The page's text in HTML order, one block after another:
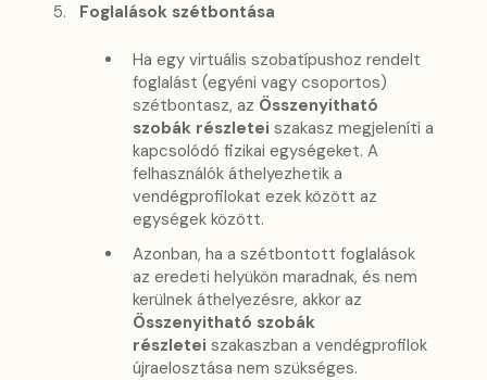
Foglalások szétbontása
Ha egy virtuális szobatípushoz rendelt
foglalást (egyéni vagy csoportos)
szétbontasz, az Összenyitható
szobák részletei szakasz megjeleníti a
kapcsolódó fizikai egységeket. A
felhasználók áthelyezhetik a
vendégprofilokat ezek között az
egységek között.
Azonban, ha a szétbontott foglalások
az eredeti helyükön maradnak, és nem
kerülnek áthelyezésre, akkor az
Összenyitható szobák
részletei szakaszban a vendégprofilok
újraelosztása nem szükséges.